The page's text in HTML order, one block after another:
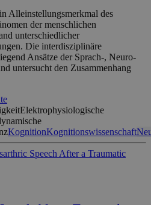
Alleinstellungsmerkmal des
der menschlichen
unterschiedlicher
Die interdisziplinäre
Ansätze der Sprach-, Neuro-
untersucht den Zusammenhang
Elektrophysiologische
KognitionKognitionswissenschaft